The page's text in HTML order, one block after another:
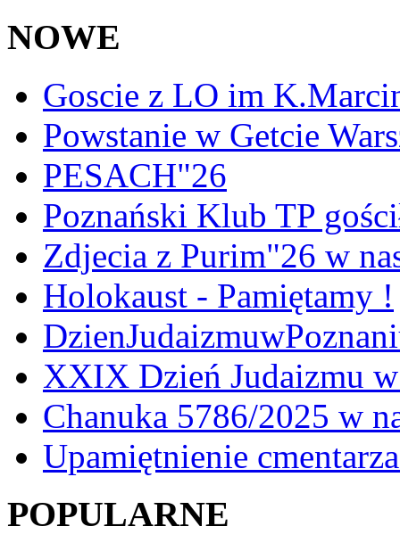
NOWE
Goscie z LO im
Powstanie w Getcie
PESACH"26
Poznański Klub TP
Zdjecia z Purim"26 w
Holokaust - Pamiętamy !
XXIX Dzień Judaizmu
Chanuka 5786/2025 w
Upamiętnienie
POPULARNE